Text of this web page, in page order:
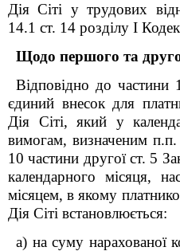
Дія Сіті у трудових
14.1 ст. 14 розділу І
Щодо першого та
Відповідно до частини
єдиний внесок для
Дія Сіті, який у
вимогам, визначеним
10 частини другої ст. 5
календарного місяця,
місяцем, в якому
Дія Сіті встановлюється:
а) на суму нарахованої